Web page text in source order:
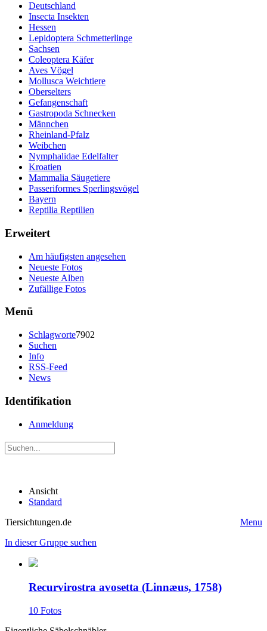
Deutschland
Insecta Insekten
Hessen
Lepidoptera Schmetterlinge
Sachsen
Coleoptera Käfer
Aves Vögel
Mollusca Weichtiere
Oberselters
Gefangenschaft
Gastropoda Schnecken
Männchen
Rheinland-Pfalz
Weibchen
Nymphalidae Edelfalter
Kroatien
Mammalia Säugetiere
Passeriformes Sperlingsvögel
Bayern
Reptilia Reptilien
Erweitert
Am häufigsten angesehen
Neueste Fotos
Neueste Alben
Zufällige Fotos
Menü
Schlagworte7902
Suchen
Info
RSS-Feed
News
Identifikation
Anmeldung
Ansicht
Standard
Tiersichtungen.de
Menu
In dieser Gruppe suchen
Recurvirostra avosetta (Linnæus, 1758)
10 Fotos